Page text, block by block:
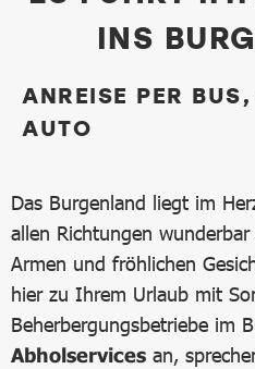
INS
ANREISE PER
AUTO
Das Burgenland liegt im
allen Richtungen
Armen und fröhlichen
hier zu Ihrem Urlaub mit
Beherbergungsbetriebe im
Abholservices an,